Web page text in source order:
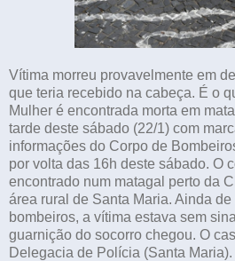
Vítima morreu provavelmente em
que teria recebido na cabeça. É o
Mulher é encontrada morta em
tarde deste sábado (22/1) com
informações do Corpo de
por volta das 16h deste sábado. O
encontrado num matagal perto da
área rural de Santa Maria. Ainda
bombeiros, a vítima estava sem
guarnição do socorro chegou. O
Delegacia de Polícia (Santa Maria).